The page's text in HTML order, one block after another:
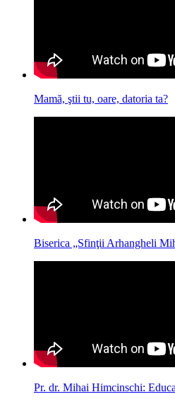
Mamă, ştii tu, oare, datoria ta?
Biserica „Sfinţii Arhangheli
Pr. dr. Mihai Himcinschi: